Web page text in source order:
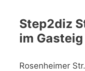
Step2diz
im Gasteig
Rosenheimer